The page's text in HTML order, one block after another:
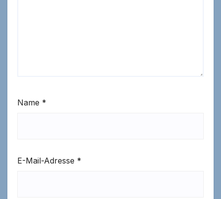
Name *
E-Mail-Adresse *